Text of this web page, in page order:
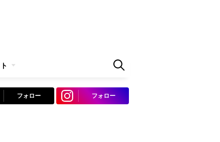
フォロー フォロー